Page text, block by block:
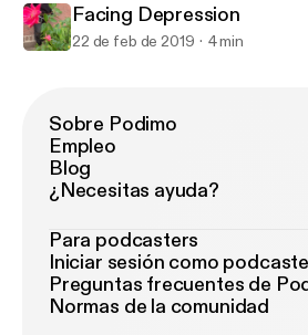
Facing Depression
22 de feb de 2019 4 min
Sobre Podimo
Empleo
Blog
¿Necesitas ayuda?
Para podcasters
Iniciar sesión como
Preguntas frecuentes de
Normas de la comunidad